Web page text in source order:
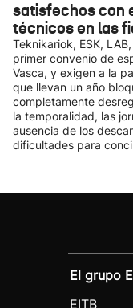
satisfechos con
técnicos en las
Teknikariok, ESK,
primer convenio de
Vasca, y exigen a la
que llevan un año
completamente
la temporalidad, las
ausencia de los
dificultades para
El grupo
EITB